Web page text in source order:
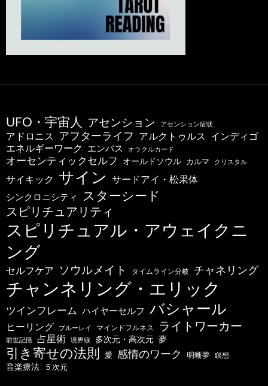
UFO・宇宙人 アセンション アセンション症状
アドロニス アフターライフ アルクトゥルス インディゴ
エネルギーワーク エンパス オラクルカード
オーセンティックセルフ オールドソウル カルマ クリスタル
サイキック サイン サードアイ・松果体
シンクロニシティ スターシード
スピリチュアリティ
スピリチュアル・アウェイクニ
ング
セルフケア ソウルメイト タイムライン分岐 チャネリング
チャンネリング・エリック
ツインフレーム ハイヤーセルフ バシャール
ヒーリング ブルーレイ マインドフルネス ライトワーカー
前世記憶 占星術 境界線 多次元・高次元 夢
引き寄せの法則 愛 感情のワーク 明晰夢 瞑想
音楽療法 ５次元